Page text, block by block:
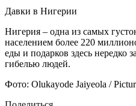
Давки в Нигерии
Нигерия – одна из самых
населением более 220
еды и подарков здесь нередко
гибелью людей.
Фото: Olukayode Jaiyeola /